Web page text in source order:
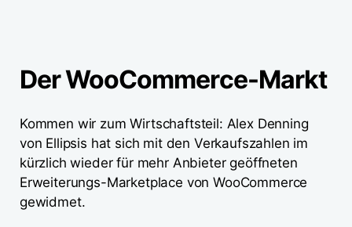
Der WooCommerce-Markt
Kommen wir zum Wirtschaftsteil: Alex Denning
von Ellipsis hat sich mit den Verkaufszahlen im
kürzlich wieder für mehr Anbieter geöffneten
Erweiterungs-Marketplace von WooCommerce
gewidmet.